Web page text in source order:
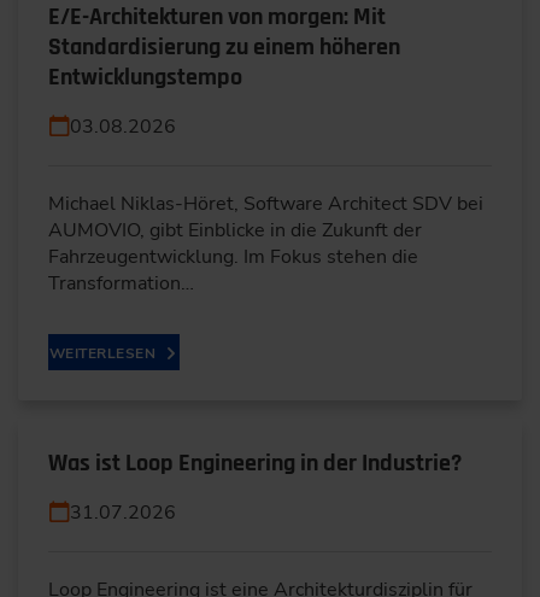
E/E-Architekturen von morgen: Mit
Standardisierung zu einem höheren
Entwicklungstempo
03.08.2026
Michael Niklas-Höret, Software Architect SDV bei
AUMOVIO, gibt Einblicke in die Zukunft der
Fahrzeugentwicklung. Im Fokus stehen die
Transformation…
WEITERLESEN
Was ist Loop Engineering in der Industrie?
31.07.2026
Loop Engineering ist eine Architekturdisziplin für